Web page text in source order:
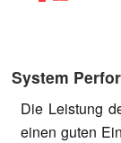
System
Die Leistung
einen guten